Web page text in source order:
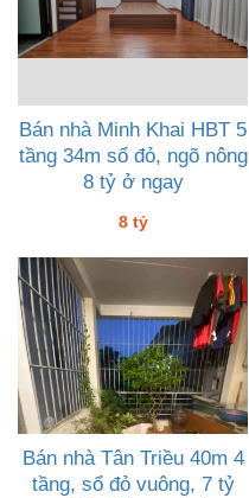
Bán nhà Minh Khai HBT 5
tầng 34m sổ đỏ, ngõ nông
8 tỷ ở ngay
8 tỷ
Bán nhà Tân Triều 40m 4
tầng, sổ đỏ vuông, 7 tỷ